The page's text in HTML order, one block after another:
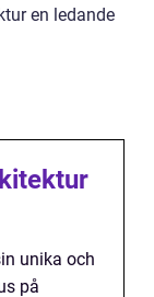
en ledande
unika och
på